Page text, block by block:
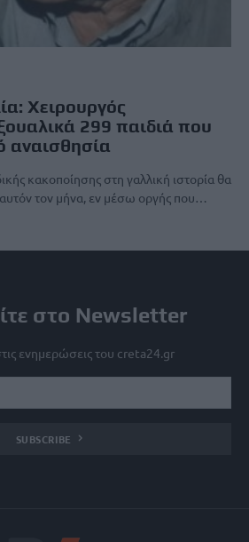
Χειρουργός
299 παιδιά που
αναισθησία
κακοποίησης στη γαλλική ιστορία θα
τον μήνα, εν μέσω οργής που…
στο Newsletter
ενημερώσεις του creta24.gr
SUBSCRIBE